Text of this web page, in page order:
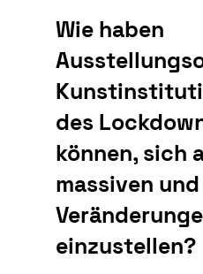
Wie haben
des
können, sich
massiven
einzustellen?